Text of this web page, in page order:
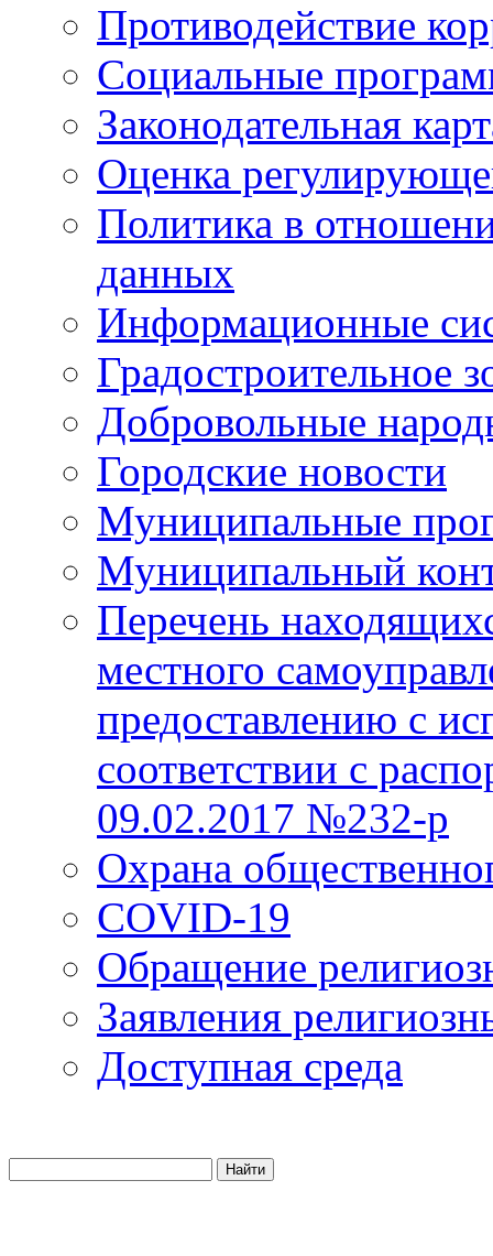
Противодействие
Социальные
Законодательная
Оценка
Политика в
данных
Информационные
Градостроительное
Добровольные
Городские новости
Муниципальные
Муниципальный
Перечень
местного
предоставлению с
соответствии с
09.02.2017 №232-р
Охрана
COVID-19
Обращение
Заявления
Доступная среда
Найти